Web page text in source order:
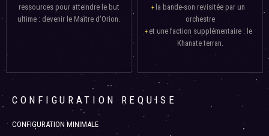
ressources pour atteindre le but
ultime : devenir le Maître d'Orion.
la bande-son revisitée par un
orchestre
et une faction supplémentaire : le
Khanate terran.
CONFIGURATION REQUISE
CONFIGURATION MINIMALE